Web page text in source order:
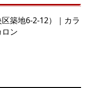
築地6-2-12）｜カラ
ン